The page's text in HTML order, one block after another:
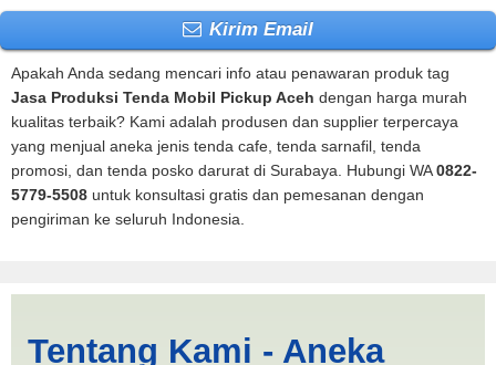
Kirim Email
Apakah Anda sedang mencari info atau penawaran produk tag
Jasa Produksi Tenda Mobil Pickup Aceh dengan harga murah
kualitas terbaik? Kami adalah produsen dan supplier terpercaya
yang menjual aneka jenis tenda cafe, tenda sarnafil, tenda
promosi, dan tenda posko darurat di Surabaya. Hubungi WA0822-
5779-5508 untuk konsultasi gratis dan pemesanan dengan
pengiriman ke seluruh Indonesia.
Pickup Aceh | PRODUKSI
Tentang Kami - Aneka